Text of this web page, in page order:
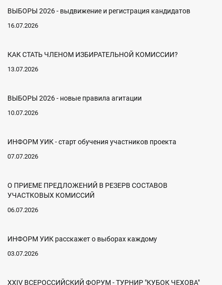
ВЫБОРЫ 2026 - выдвижение и регистрация кандидатов
16.07.2026
КАК СТАТЬ ЧЛЕНОМ ИЗБИРАТЕЛЬНОЙ КОМИССИИ?
13.07.2026
ВЫБОРЫ 2026 - новые правила агитации
10.07.2026
ИНФОРМ УИК - старт обучения участников проекта
07.07.2026
О ПРИЕМЕ ПРЕДЛОЖЕНИЙ В РЕЗЕРВ СОСТАВОВ
УЧАСТКОВЫХ КОМИССИЙ
06.07.2026
ИНФОРМ УИК расскажет о выборах каждому
03.07.2026
XXIV ВСЕРОССИЙСКИЙ ФОРУМ - ТУРНИР "КУБОК ЧЕХОВА"